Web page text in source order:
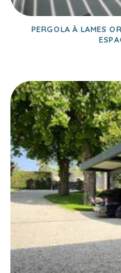
PERGOLA À LAMES